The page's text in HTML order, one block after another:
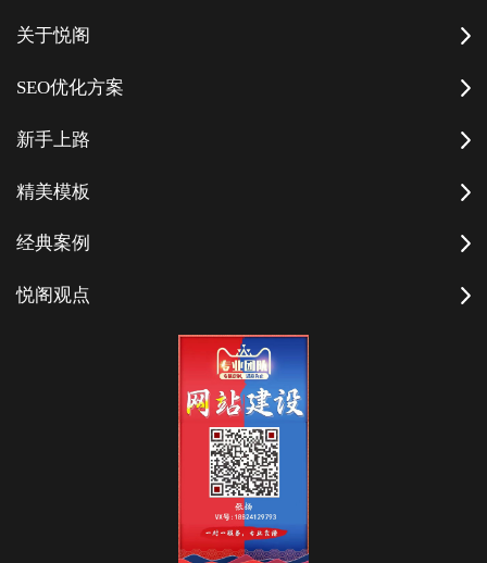
关于悦阁
SEO优化方案
新手上路
精美模板
经典案例
悦阁观点